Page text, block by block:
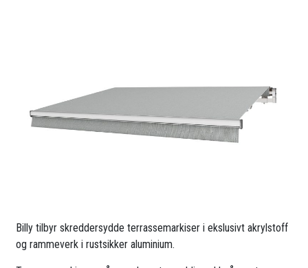
Billy tilbyr skreddersydde terrassemarkiser i ekslusivt akrylstoff
og rammeverk i rustsikker aluminium.